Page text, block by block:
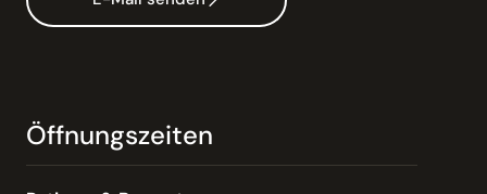
Öffnungszeiten